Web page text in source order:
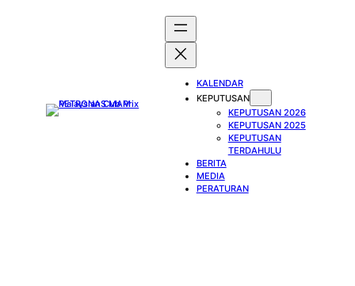
KALENDAR
KEPUTUSAN
KEPUTUSAN 2026
KEPUTUSAN 2025
KEPUTUSAN
TERDAHULU
BERITA
MEDIA
PERATURAN